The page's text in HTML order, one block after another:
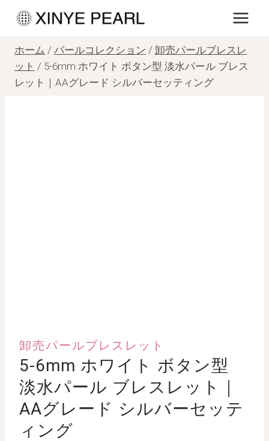
ホーム / パールコレクション / 卸売パールブレスレ
ット / 5-6mm ホワイト ボタン型 淡水パール ブレス
レット｜AAグレード シルバーセッティング
卸売パールブレスレット
5-6mm ホワイト ボタン型
淡水パール ブレスレット｜
AAグレード シルバーセッテ
ィング